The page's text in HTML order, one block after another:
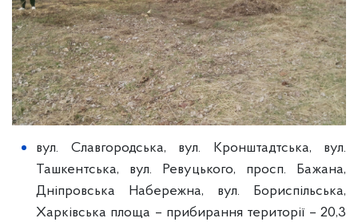
вул. Славгородська, вул. Кронштадтська, вул.
Ташкентська, вул. Ревуцького, просп. Бажана,
Дніпровська Набережна, вул. Бориспільська,
Харківська площа – прибирання території – 20,3